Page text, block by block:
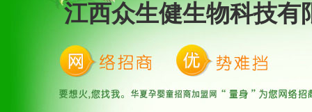
江西众生健生物科技有